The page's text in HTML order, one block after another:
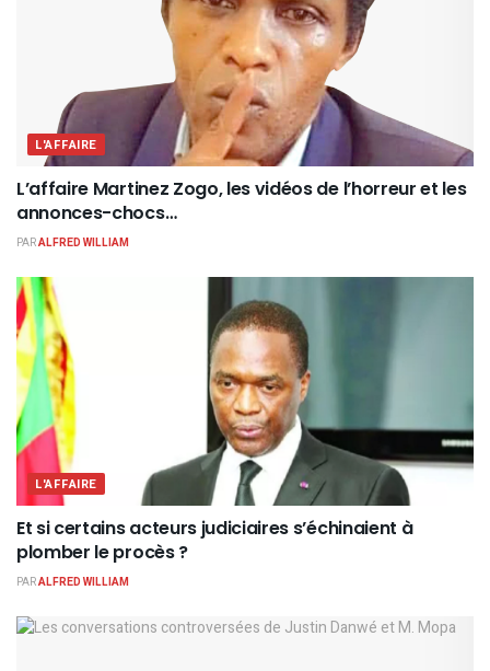
L'AFFAIRE
L’affaire Martinez Zogo, les vidéos de l’horreur et les
annonces-chocs…
PARALFRED WILLIAM
L'AFFAIRE
Et si certains acteurs judiciaires s’échinaient à
plomber le procès ?
PARALFRED WILLIAM